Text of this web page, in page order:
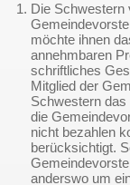
Die Schwestern
möchte ihnen
annehmbaren
schriftliches
Mitglied der
Schwestern
die
nicht bezahlen
berücksichtigt.
anderswo um